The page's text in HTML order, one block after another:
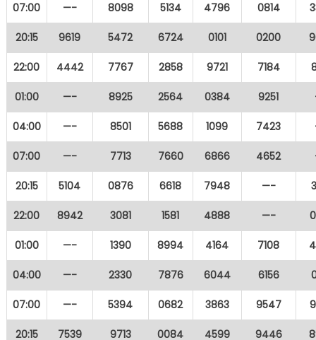
07:00 —- 8098 5134 4796 0814
20:15 9619 5472 6724 0101 0200
22:00 4442 7767 2858 9721 7184
01:00 —- 8925 2564 0384 9251
04:00 —- 8501 5688 1099 7423
07:00 —- 7713 7660 6866 4652
20:15 5104 0876 6618 7948 —-
22:00 8942 3081 1581 4888 —-
01:00 —- 1390 8994 4164 7108
04:00 —- 2330 7876 6044 6156
07:00 —- 5394 0682 3863 9547
20:15 7539 9713 0084 4599 9446